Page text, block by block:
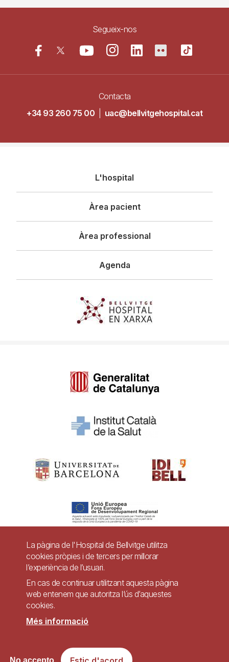
Segueix-nos
Contacta
+34 93 260 75 00
uac@bellvitgehospital.cat
principal
L'hospital
Àrea pacient
Àrea professional
Agenda
Pie
página
Contacte
Accessibilitat Avís legal Ajuda
Lloc web accessible de conformitat amb el Reial Decret 1112/2018, de 7 de
setembre, sobre accessibilitat dels llocs web i aplicacions per a dispositius
La pàgina de l'Hospital de Bellvitge utilitza
cookies pròpies i de tercers per millorar
l’experiència de l’usuari.
En cas de continuar utilitzant aquesta pàgina
web entenem que autoritza l’ús d’aquestes
cookies.
Més informació
No accepto